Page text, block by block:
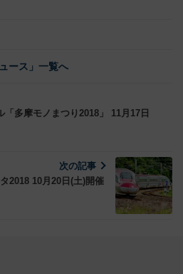
ュース」一覧へ
「多摩モノまつり2018」 11月17日
次の記事
2018 10月20日(土)開催